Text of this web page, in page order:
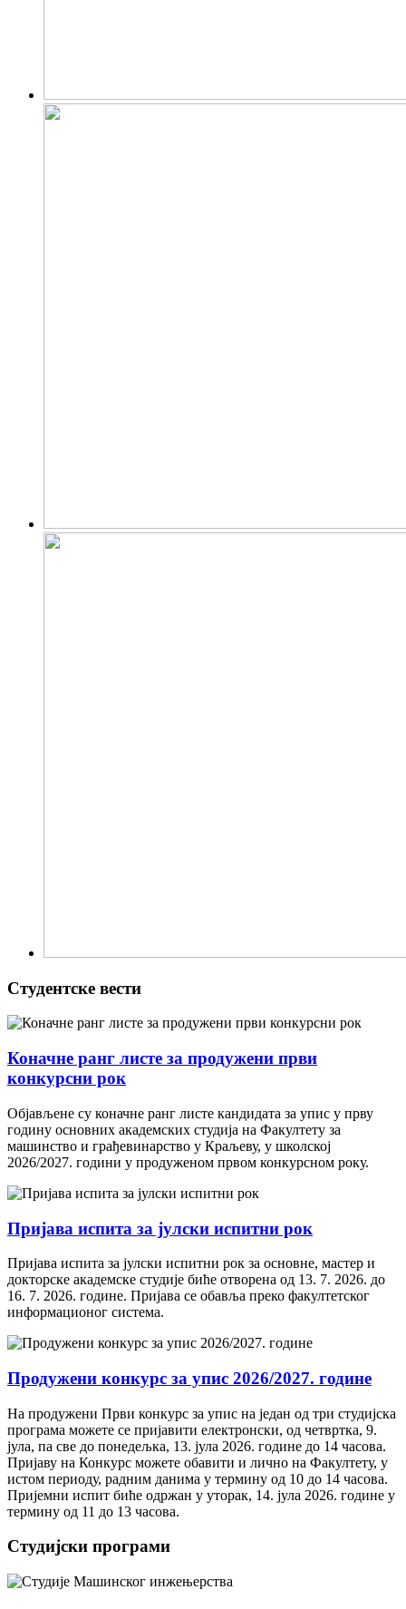
Студентске вести
Коначне ранг листе за продужени први
конкурсни рок
Објављене су коначне ранг листе кандидата за упис у прву
годину основних академских студија на Факултету за
машинство и грађевинарство у Краљеву, у школској
2026/2027. години у продуженом првом конкурсном року.
Пријава испита за јулски испитни рок
Пријава испита за јулски испитни рок за основне, мастер и
докторске академске студије биће отворена од 13. 7. 2026. до
16. 7. 2026. године. Пријава се обавља преко факултетског
информационог система.
Продужени конкурс за упис 2026/2027. године
На продужени Први конкурс за упис на један од три студијска
програма можете се пријавити електронски, од четвртка, 9.
јула, па све до понедељка, 13. јула 2026. године до 14 часова.
Пријаву на Конкурс можете обавити и лично на Факултету, у
истом периоду, радним данима у термину од 10 до 14 часова.
Пријемни испит биће одржан у уторак, 14. јула 2026. године у
термину од 11 до 13 часова.
Студијски програми